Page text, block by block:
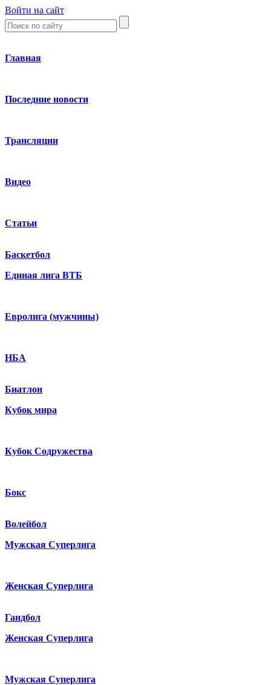
Войти на сайт
Главная
Последние новости
Трансляции
Видео
Статьи
Баскетбол
Единая лига ВТБ
Евролига (мужчины)
НБА
Биатлон
Кубок мира
Кубок Содружества
Бокс
Волейбол
Мужская Суперлига
Женская Суперлига
Гандбол
Женская Суперлига
Мужская Суперлига